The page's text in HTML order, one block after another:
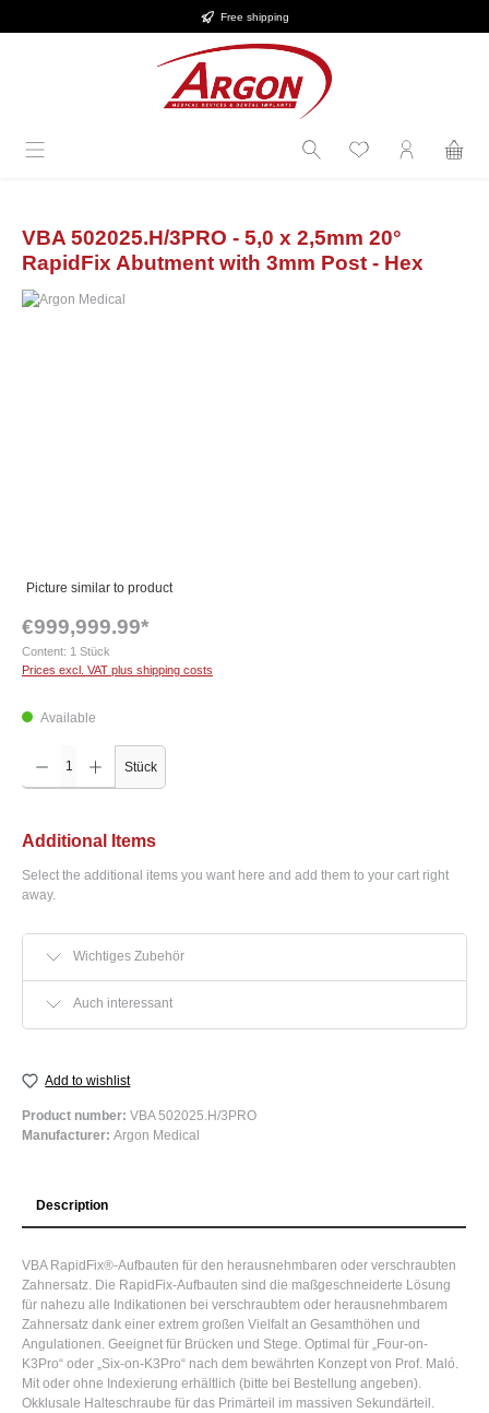
Free shipping
VBA 502025.H/3PRO - 5,0 x 2,5mm 20°
RapidFix Abutment with 3mm Post - Hex
Picture similar to product
€999,999.99*
Content: 1 Stück
Prices excl. VAT plus shipping costs
Available
Product Quantity: Enter the desired amount or use the buttons to increase or decrease the
Stück
Additional Items
Select the additional items you want here and add them to your cart right
away.
Wichtiges Zubehör
Auch interessant
Add to wishlist
Product number: VBA 502025.H/3PRO
Manufacturer: Argon Medical
Description
VBA RapidFix®-Aufbauten für den herausnehmbaren oder verschraubten
Zahnersatz. Die RapidFix-Aufbauten sind die maßgeschneiderte Lösung
für nahezu alle Indikationen bei verschraubtem oder herausnehmbarem
Zahnersatz dank einer extrem großen Vielfalt an Gesamthöhen und
Angulationen. Geeignet für Brücken und Stege. Optimal für „Four-on-
K3Pro“ oder „Six-on-K3Pro“ nach dem bewährten Konzept von Prof. Maló.
Mit oder ohne Indexierung erhältlich (bitte bei Bestellung angeben).
Okklusale Halteschraube für das Primärteil im massiven Sekundärteil.